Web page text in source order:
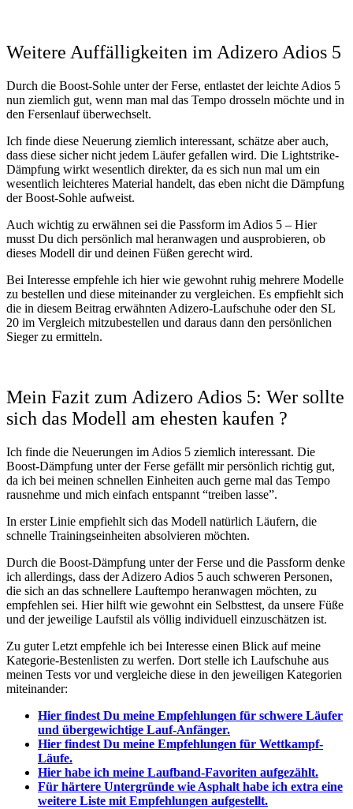
Weitere Auffälligkeiten im Adizero Adios 5
Durch die Boost-Sohle unter der Ferse, entlastet der leichte Adios 5
nun ziemlich gut, wenn man mal das Tempo drosseln möchte und in
den Fersenlauf überwechselt.
Ich finde diese Neuerung ziemlich interessant, schätze aber auch,
dass diese sicher nicht jedem Läufer gefallen wird. Die Lightstrike-
Dämpfung wirkt wesentlich direkter, da es sich nun mal um ein
wesentlich leichteres Material handelt, das eben nicht die Dämpfung
der Boost-Sohle aufweist.
Auch wichtig zu erwähnen sei die Passform im Adios 5 – Hier
musst Du dich persönlich mal heranwagen und ausprobieren, ob
dieses Modell dir und deinen Füßen gerecht wird.
Bei Interesse empfehle ich hier wie gewohnt ruhig mehrere Modelle
zu bestellen und diese miteinander zu vergleichen. Es empfiehlt sich
die in diesem Beitrag erwähnten Adizero-Laufschuhe oder den SL
20 im Vergleich mitzubestellen und daraus dann den persönlichen
Sieger zu ermitteln.
Mein Fazit zum Adizero Adios 5: Wer sollte
sich das Modell am ehesten kaufen ?
Ich finde die Neuerungen im Adios 5 ziemlich interessant. Die
Boost-Dämpfung unter der Ferse gefällt mir persönlich richtig gut,
da ich bei meinen schnellen Einheiten auch gerne mal das Tempo
rausnehme und mich einfach entspannt “treiben lasse”.
In erster Linie empfiehlt sich das Modell natürlich Läufern, die
schnelle Trainingseinheiten absolvieren möchten.
Durch die Boost-Dämpfung unter der Ferse und die Passform denke
ich allerdings, dass der Adizero Adios 5 auch schweren Personen,
die sich an das schnellere Lauftempo heranwagen möchten, zu
empfehlen sei. Hier hilft wie gewohnt ein Selbsttest, da unsere Füße
und der jeweilige Laufstil als völlig individuell einzuschätzen ist.
Zu guter Letzt empfehle ich bei Interesse einen Blick auf meine
Kategorie-Bestenlisten zu werfen. Dort stelle ich Laufschuhe aus
meinen Tests vor und vergleiche diese in den jeweiligen Kategorien
miteinander:
Hier findest Du meine Empfehlungen für schwere Läufer
und übergewichtige Lauf-Anfänger.
Hier findest Du meine Empfehlungen für Wettkampf-
Läufe.
Hier habe ich meine Laufband-Favoriten aufgezählt.
Für härtere Untergründe wie Asphalt habe ich extra eine
weitere Liste mit Empfehlungen aufgestellt.